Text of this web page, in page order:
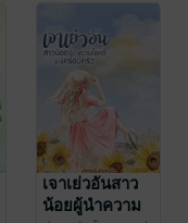
เจาเย่วอันสาว
น้อยผู้นำความ